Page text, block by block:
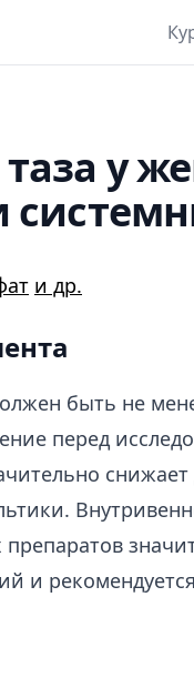
у
и др.
быть не
перед
и